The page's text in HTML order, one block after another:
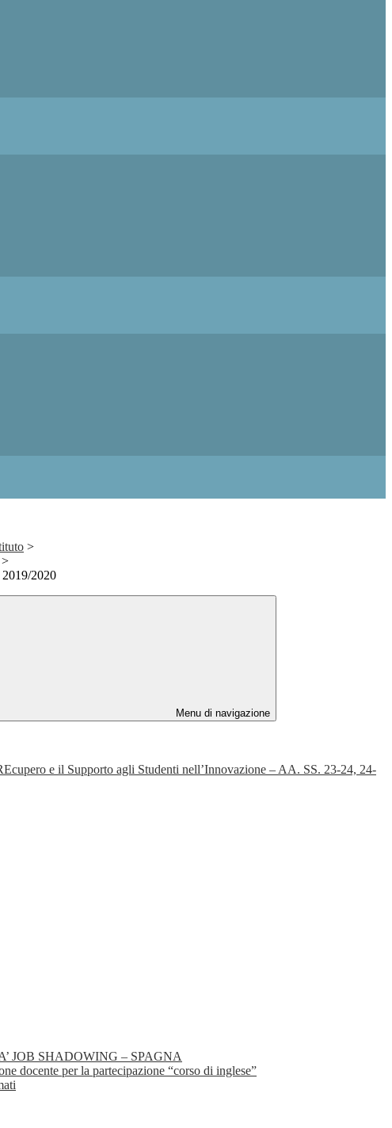
>
>
2020
Menu di navigazione
e il Supporto agli Studenti nell’Innovazione – AA. SS. 23-24, 24-
JOB SHADOWING – SPAGNA
docente per la partecipazione “corso di inglese”